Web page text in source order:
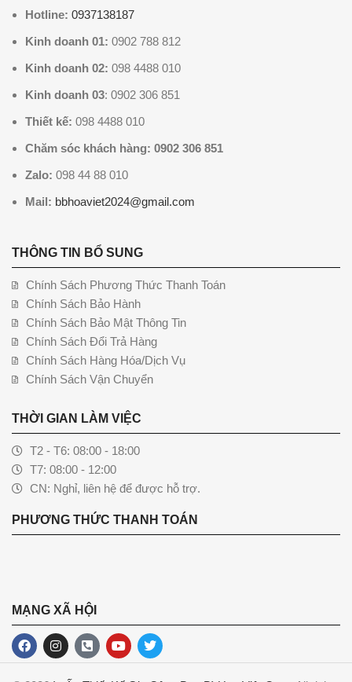
Hotline: 0937138187
Kinh doanh 01: 0902 788 812
Kinh doanh 02: 098 4488 010
Kinh doanh 03: 0902 306 851
Thiết kế: 098 4488 010
Chăm sóc khách hàng: 0902 306 851
Zalo: 098 44 88 010
Mail: bbhoaviet2024@gmail.com
THÔNG TIN BỔ SUNG
Chính Sách Phương Thức Thanh Toán
Chính Sách Bảo Hành
Chính Sách Bảo Mật Thông Tin
Chính Sách Đổi Trả Hàng
Chính Sách Hàng Hóa/Dịch Vụ
Chính Sách Vận Chuyển
THỜI GIAN LÀM VIỆC
T2 - T6: 08:00 - 18:00
T7: 08:00 - 12:00
CN: Nghỉ, liên hệ để được hỗ trợ.
PHƯƠNG THỨC THANH TOÁN
MẠNG XÃ HỘI